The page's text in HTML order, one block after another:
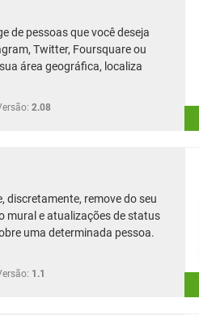
de pessoas que você deseja
Twitter, Foursquare ou
área geográfica, localiza
2.08
discretamente, remove do seu
mural e atualizações de status
uma determinada pessoa.
1.1